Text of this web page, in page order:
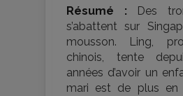
Résumé : Des
s’abattent sur
mousson. Ling,
chinois, tente
années d’avoir un
mari est de plus en